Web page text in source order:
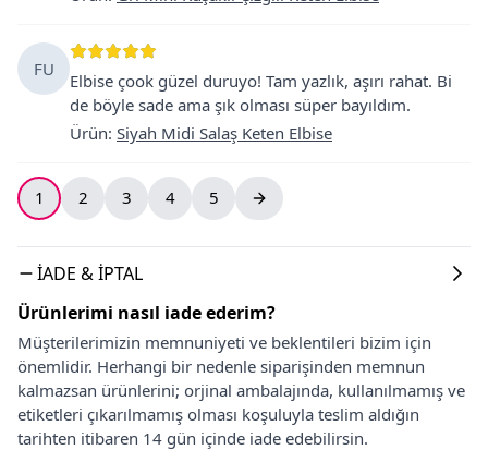
FU
Elbise çook güzel duruyo! Tam yazlık, aşırı rahat. Bi
de böyle sade ama şık olması süper bayıldım.
Ürün: Siyah Midi Salaş Keten Elbise
1 2 3 4 5
İADE & İPTAL
Ürünlerimi nasıl iade ederim?
Müşterilerimizin memnuniyeti ve beklentileri bizim için
önemlidir. Herhangi bir nedenle siparişinden memnun
kalmazsan ürünlerini; orjinal ambalajında, kullanılmamış ve
etiketleri çıkarılmamış olması koşuluyla teslim aldığın
tarihten itibaren 14 gün içinde iade edebilirsin.